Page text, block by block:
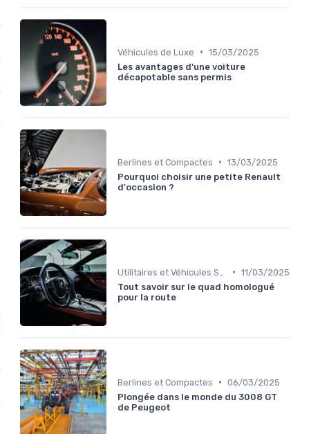
Véhicules de Luxe • 15/03/2025
Les avantages d'une voiture
décapotable sans permis
Berlines et Compactes • 13/03/2025
Pourquoi choisir une petite Renault
d'occasion ?
• 11/03/2025
Tout savoir sur le quad homologué
pour la route
Berlines et Compactes • 06/03/2025
Plongée dans le monde du 3008 GT
de Peugeot